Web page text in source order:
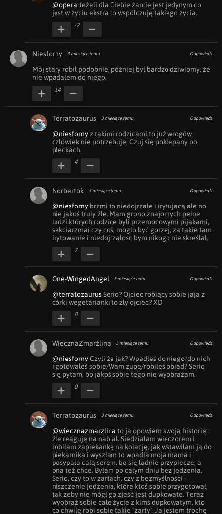
@opera Jeżeli dla Ciebie żarcie jest jedynym co
jest w życiu ekstra to współczuję takiego życia.
-2
Niesforny 3 miesiące temu Odpowiedz
Mój stary robił podobnie, później był bardzo dziwiomy, że
nie wpadałem do niego.
14
Terratozaurus 3 miesiące temu Odpowiedz
@niesforny z takimi rodzicami to już wrogów
człowiek nie potrzebuje. Czuj się poklepany po
pleckach.
4
Norbertok 3 miesiące temu Odpowiedz
@niesforny brzmi to niedojrzale i irytującą ale no
nie jakoś truly źle. Mam grono znajomych pełne
ludzi których rodzice byli przemocowymi pijakami,
sekciarzmai czy coś, mogło być gorzej, za takie tam
irytowanie i niedojrząłosc bym nikogo nie skreślał.
7
One-WingedAngel 3 miesiące temu Odpowiedz
@terratozaurus Serio? Ojciec robiący sobie jaja z
córki wegetarianki to zły ojciec? XD
8
WiecznaZmarźlina 3 miesiące temu Odpowiedz
@niesforny Czyli że jak? Wpadłeś do niego/do nich
i gotowałeś sobie/Wam zupę/robiłeś obiad? Serio
się pytam, bo jakoś sobie tego nie wyobrażam.
0
Terratozaurus 3 miesiące temu Odpowiedz
@wiecznazmarzlina to ja opowiem swoją historię:
źle reaguję na nabiał. Siedziałam wieczorem i
robiłam zapiekankę na kolację, jak wstawiłam ją do
piekarnika i wyszłam to wpadła moja mama i
posypała całą serem, bo się ładnie przypiecze, a
ona też chce. Byłam po całym dniu bez jedzenia.
Serio, czy to w żartach, czy z bezmyślności -
niszczenie jedzenia, które ktoś sobie przygotował,
tak żeby nie mógł go zjeść jest dupkowate. Teraz
wyobraź sobie całe życie z kimś dupkowatym, kto
co chwilę robi sobie takie "żarty". Ja jestem trochę